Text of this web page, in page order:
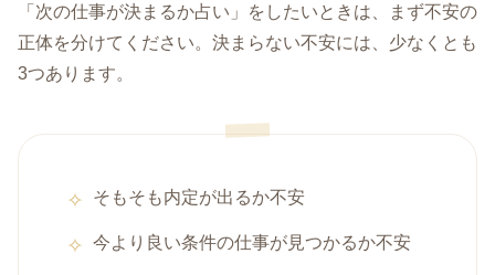
「次の仕事が決まるか占い」をしたいときは、まず不安の
正体を分けてください。決まらない不安には、少なくとも
3つあります。
そもそも内定が出るか不安
今より良い条件の仕事が見つかるか不安